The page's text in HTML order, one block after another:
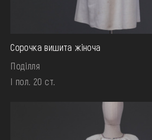
Сорочка вишита жіноча
Поділля
І пол. 20 ст.